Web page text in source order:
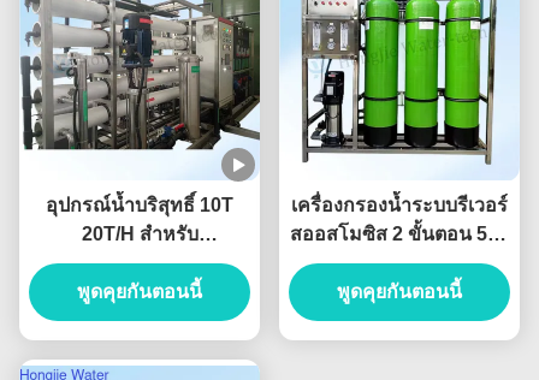
อุปกรณ์น้ำบริสุทธิ์ 10T
20T/H สำหรับ
อุตสาหกรรม พร้อมระบบรี
เวิร์สออสโมซิส พร้อมเม
มเบรน Dow
พูดคุยกันตอนนี้
เครื่องกรองน้ำระบบรีเวอร์
สออสโมซิส 2 ขั้นตอน 500
ลิตร/ชั่วโมง สำหรับดื่ม
ระบบ RO 380V
พูดคุยกันตอนนี้